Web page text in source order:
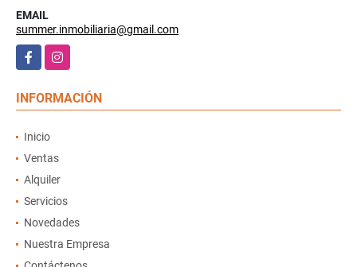
EMAIL
summer.inmobiliaria@gmail.com
FacebookInstagram
INFORMACIÓN
Inicio
Ventas
Alquiler
Servicios
Novedades
Nuestra Empresa